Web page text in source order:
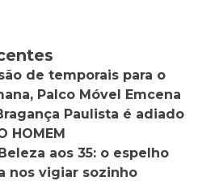
de temporais para o
Palco Móvel Emcena
Paulista é adiado
HOMEM
aos 35: o espelho
nos vigiar sozinho